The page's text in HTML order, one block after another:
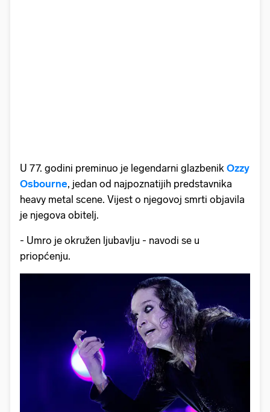
U 77. godini preminuo je legendarni glazbenik Ozzy
Osbourne, jedan od najpoznatijih predstavnika
heavy metal scene. Vijest o njegovoj smrti objavila
je njegova obitelj.
- Umro je okružen ljubavlju - navodi se u
priopćenju.